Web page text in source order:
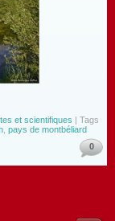
et scientifiques | Tags
pays de montbéliard
0